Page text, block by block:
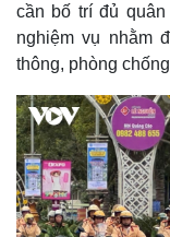
cần bố trí đủ
nghiệm vụ nhằm
thông, phòng